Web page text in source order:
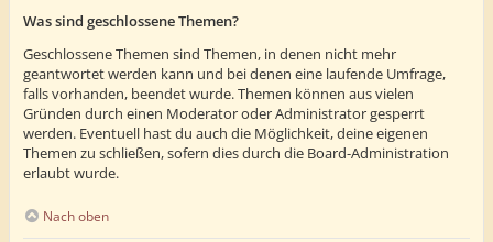
Was sind geschlossene Themen?
Geschlossene Themen sind Themen, in denen nicht mehr
geantwortet werden kann und bei denen eine laufende Umfrage,
falls vorhanden, beendet wurde. Themen können aus vielen
Gründen durch einen Moderator oder Administrator gesperrt
werden. Eventuell hast du auch die Möglichkeit, deine eigenen
Themen zu schließen, sofern dies durch die Board-Administration
erlaubt wurde.
Nach oben